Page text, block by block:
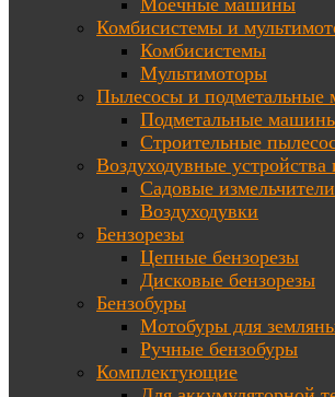
Моечные машины
Комбисистемы и
Комбисистемы
Мультимоторы
Пылесосы и
Подметальные
Строительные
Воздуходувные устройства
Садовые измельчители
Воздуходувки
Бензорезы
Цепные бензорезы
Дисковые бензорезы
Бензобуры
Мотобуры для
Ручные бензобуры
Комплектующие